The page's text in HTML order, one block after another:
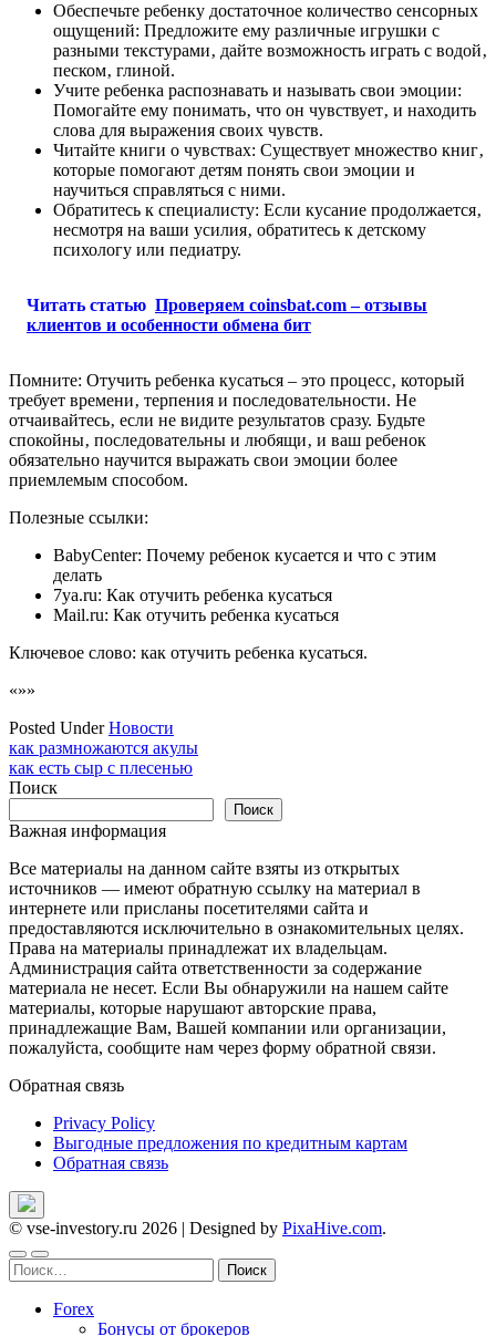
Обеспечьте ребенку достаточное количество сенсорных
ощущений: Предложите ему различные игрушки с
разными текстурами‚ дайте возможность играть с водой‚
песком‚ глиной.
Учите ребенка распознавать и называть свои эмоции:
Помогайте ему понимать‚ что он чувствует‚ и находить
слова для выражения своих чувств.
Читайте книги о чувствах: Существует множество книг‚
которые помогают детям понять свои эмоции и
научиться справляться с ними.
Обратитесь к специалисту: Если кусание продолжается‚
несмотря на ваши усилия‚ обратитесь к детскому
психологу или педиатру.
Читать статью Проверяем coinsbat.com – отзывы
клиентов и особенности обмена бит
Помните: Отучить ребенка кусаться – это процесс‚ который
требует времени‚ терпения и последовательности. Не
отчаивайтесь‚ если не видите результатов сразу. Будьте
спокойны‚ последовательны и любящи‚ и ваш ребенок
обязательно научится выражать свои эмоции более
приемлемым способом.
Полезные ссылки:
BabyCenter: Почему ребенок кусается и что с этим
делать
7ya.ru: Как отучить ребенка кусаться
Mail.ru: Как отучить ребенка кусаться
Ключевое слово: как отучить ребенка кусаться.
«»»
Posted UnderНовости
Навигация
по
как размножаются акулы
как есть сыр с плесенью
Поиск
Поиск
Важная информация
Все материалы на данном сайте взяты из открытых
источников — имеют обратную ссылку на материал в
интернете или присланы посетителями сайта и
предоставляются исключительно в ознакомительных целях.
Права на материалы принадлежат их владельцам.
Администрация сайта ответственности за содержание
материала не несет. Если Вы обнаружили на нашем сайте
материалы, которые нарушают авторские права,
принадлежащие Вам, Вашей компании или организации,
пожалуйста, сообщите нам через форму обратной связи.
Обратная связь
Privacy Policy
Выгодные предложения по кредитным картам
Обратная связь
© vse-investory.ru 2026 | Designed by PixaHive.com.
Найти:
Forex
Бонусы от брокеров